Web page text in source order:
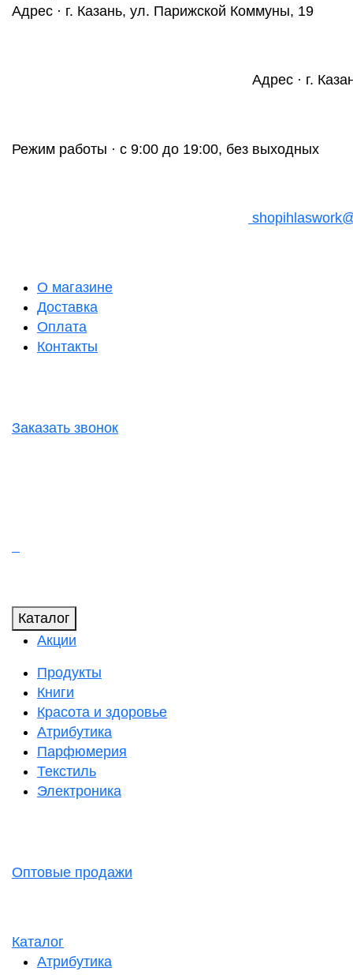
Адрес · г. Казань, ул. Парижской Коммуны, 19
Адрес · г.
Режим работы · с 9:00 до 19:00, без выходных
О магазине
Доставка
Оплата
Контакты
Заказать звонок
Каталог
Акции
Продукты
Книги
Красота и здоровье
Атрибутика
Парфюмерия
Текстиль
Электроника
Оптовые продажи
Каталог
Атрибутика